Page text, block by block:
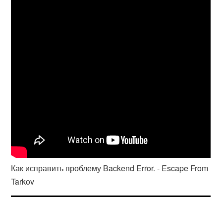
Как исправить проблему Backend Error. - Escape From
Tarkov